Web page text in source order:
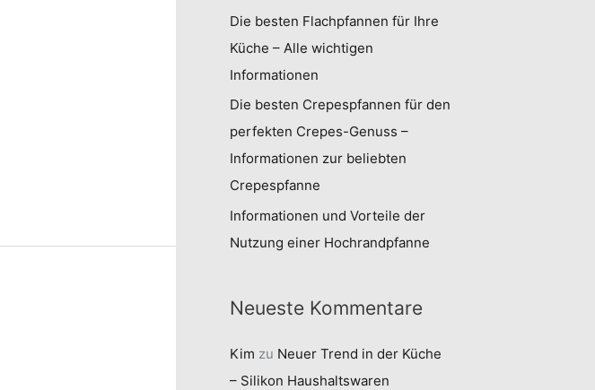
Die besten Flachpfannen für Ihre
Küche – Alle wichtigen
Informationen
Die besten Crepespfannen für den
perfekten Crepes-Genuss –
Informationen zur beliebten
Crepespfanne
Informationen und Vorteile der
Nutzung einer Hochrandpfanne
Neueste Kommentare
Kim zu Neuer Trend in der Küche
– Silikon Haushaltswaren